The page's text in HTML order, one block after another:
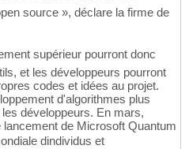
source », déclare la firme de
supérieur pourront donc
et les développeurs pourront
codes et idées au projet.
d'algorithmes plus
développeurs. En mars,
de Microsoft Quantum
dindividus et